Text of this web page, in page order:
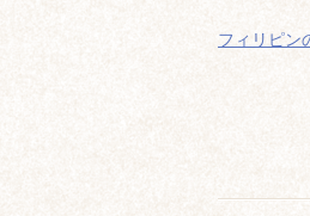
フィリピン